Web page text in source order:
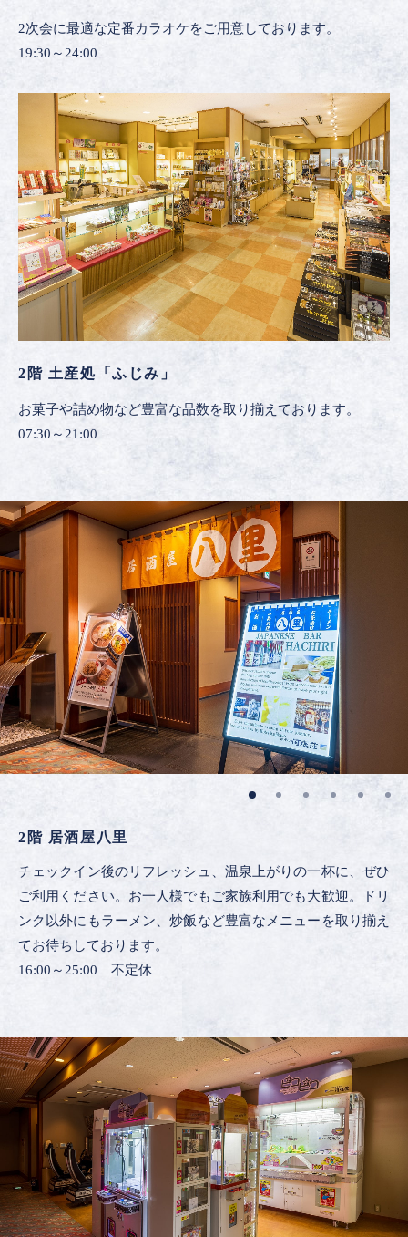
2次会に最適な定番カラオケをご用意しております。
19:30～24:00
2階 土産処「ふじみ」
お菓子や詰め物など豊富な品数を取り揃えております。
07:30～21:00
2階 居酒屋八里
チェックイン後のリフレッシュ、温泉上がりの一杯に、ぜひ
ご利用ください。お一人様でもご家族利用でも大歓迎。ドリ
ンク以外にもラーメン、炒飯など豊富なメニューを取り揃え
てお待ちしております。
16:00～25:00 不定休